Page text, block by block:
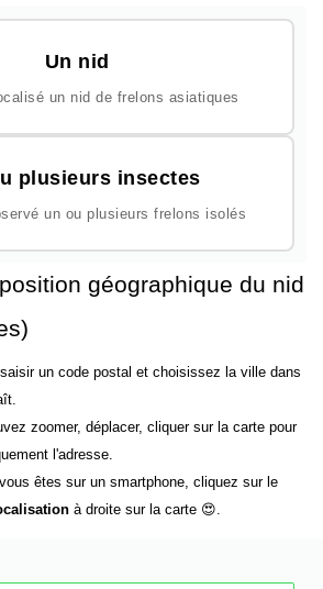
Un nid
un nid de frelons asiatiques
plusieurs insectes
un ou plusieurs frelons isolés
géographique du nid
un code postal et choisissez la ville dans
zoomer, déplacer, cliquer sur la carte pour
l'adresse.
êtes sur un smartphone, cliquez sur le
à droite sur la carte 😍.